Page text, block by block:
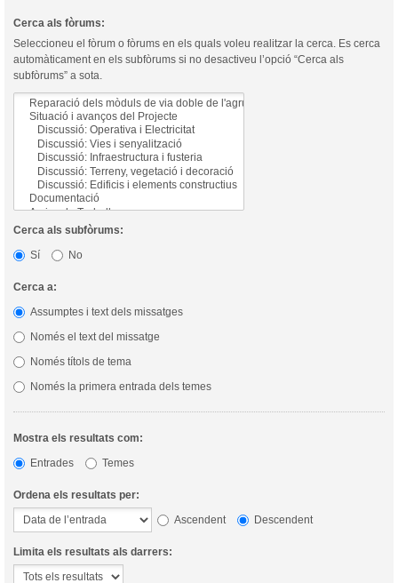
Cerca als fòrums:
Seleccioneu el fòrum o fòrums en els quals voleu realitzar la cerca. Es cerca
automàticament en els subfòrums si no desactiveu l’opció “Cerca als
subfòrums” a sota.
Cerca als subfòrums:
Sí
No
Cerca a:
Assumptes i text dels missatges
Només el text del missatge
Només títols de tema
Només la primera entrada dels temes
Mostra els resultats com:
Entrades
Temes
Ordena els resultats per:
Ascendent
Descendent
Limita els resultats als darrers: